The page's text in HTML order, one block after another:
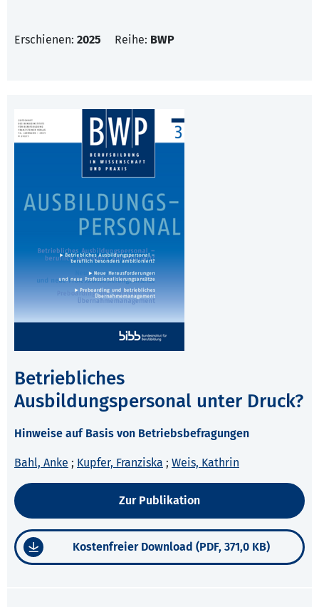
Erschienen: 2025 Reihe: BWP
Betriebliches
Ausbildungspersonal unter Druck?
Hinweise auf Basis von Betriebsbefragungen
Bahl, Anke ; Kupfer, Franziska ; Weis, Kathrin
Zur Publikation
Kostenfreier Download (PDF, 371,0 KB)